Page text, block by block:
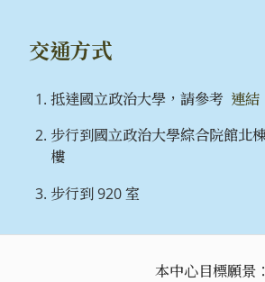
交通方式
抵達國立政治大學，請參考 連結
步行到國立政治大學綜合院館北
樓
步行到 920 室
本中心目標願景